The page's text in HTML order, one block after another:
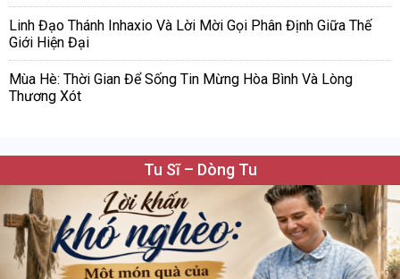
Linh Đạo Thánh Inhaxio Và Lời Mời Gọi Phân Định Giữa Thế
Giới Hiện Đại
Mùa Hè: Thời Gian Để Sống Tin Mừng Hòa Bình Và Lòng
Thương Xót
Tu Sĩ – Dòng Tu